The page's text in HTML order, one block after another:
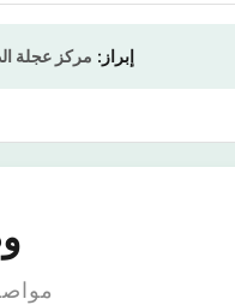
إبراز: مركز عجلة